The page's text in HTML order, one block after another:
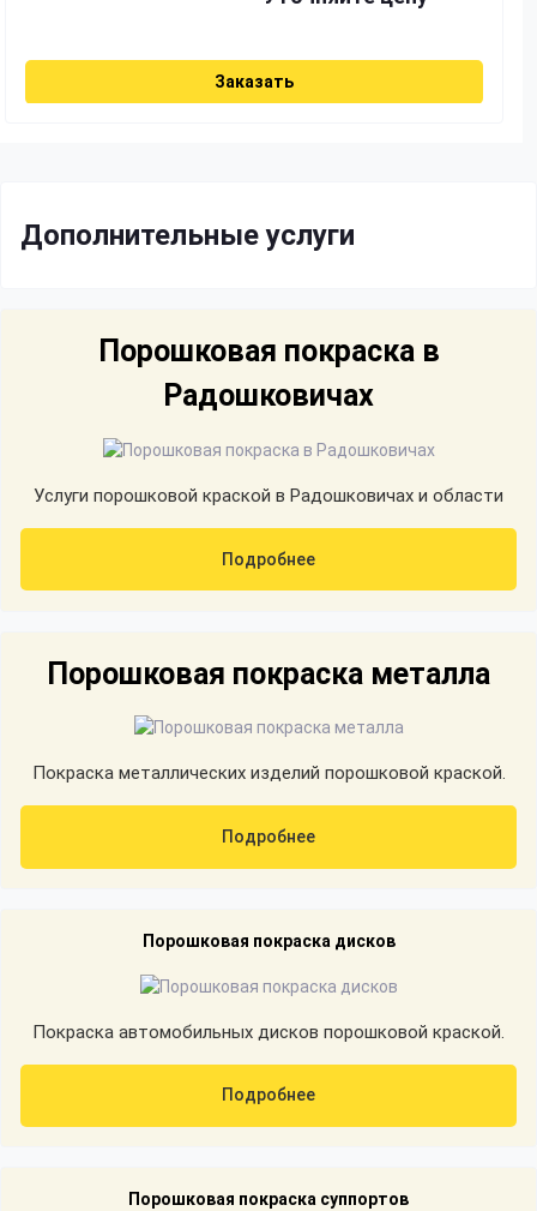
Заказать
Дополнительные услуги
Порошковая покраска в
Радошковичах
Услуги порошковой краской в Радошковичах и области
Подробнее
Порошковая покраска металла
Покраска металлических изделий порошковой краской.
Подробнее
Порошковая покраска дисков
Покраска автомобильных дисков порошковой краской.
Подробнее
Порошковая покраска суппортов